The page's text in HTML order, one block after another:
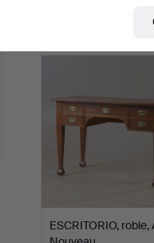
ESCRITORIO, roble,